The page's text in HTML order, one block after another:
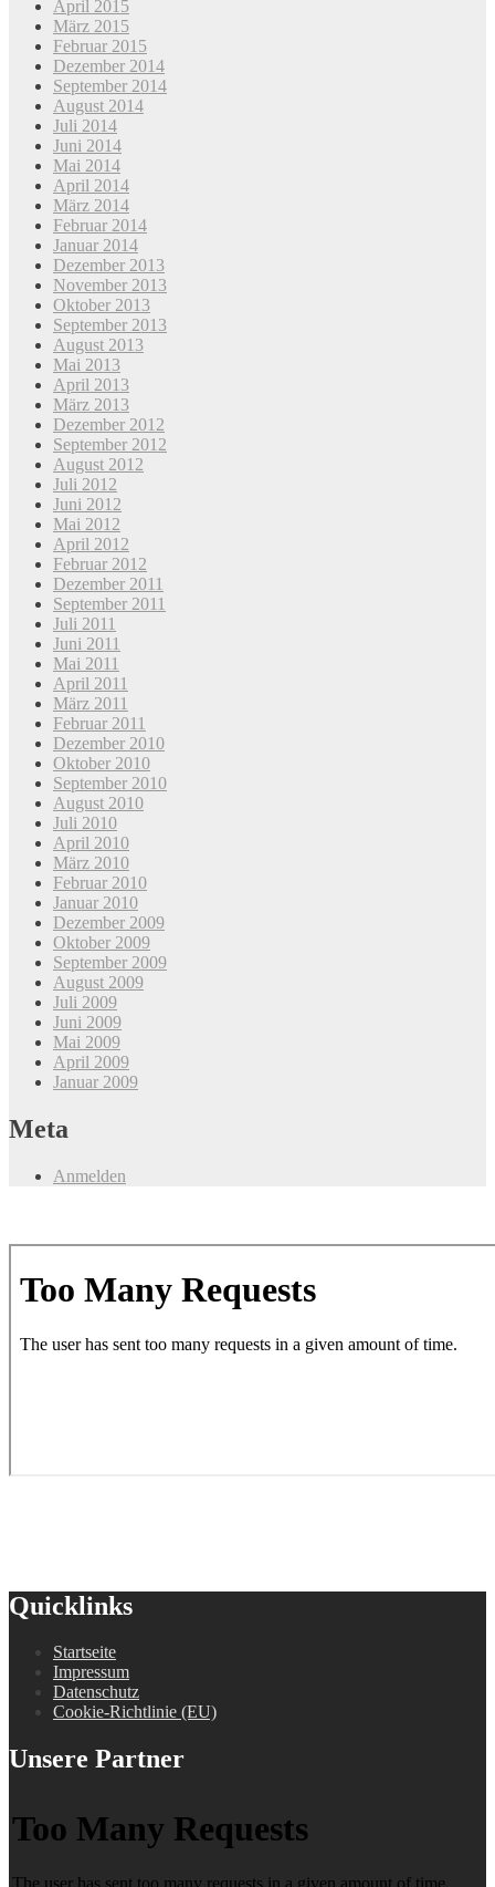
April 2015
März 2015
Februar 2015
Dezember 2014
September 2014
August 2014
Juli 2014
Juni 2014
Mai 2014
April 2014
März 2014
Februar 2014
Januar 2014
Dezember 2013
November 2013
Oktober 2013
September 2013
August 2013
Mai 2013
April 2013
März 2013
Dezember 2012
September 2012
August 2012
Juli 2012
Juni 2012
Mai 2012
April 2012
Februar 2012
Dezember 2011
September 2011
Juli 2011
Juni 2011
Mai 2011
April 2011
März 2011
Februar 2011
Dezember 2010
Oktober 2010
September 2010
August 2010
Juli 2010
April 2010
März 2010
Februar 2010
Januar 2010
Dezember 2009
Oktober 2009
September 2009
August 2009
Juli 2009
Juni 2009
Mai 2009
April 2009
Januar 2009
Meta
Anmelden
Quicklinks
Startseite
Impressum
Datenschutz
Cookie-Richtlinie (EU)
Unsere Partner